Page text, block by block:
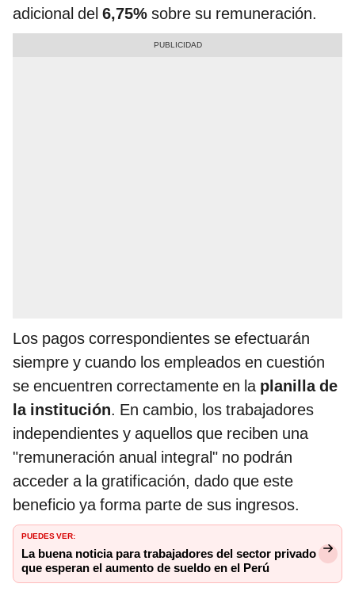
adicional del 6,75% sobre su remuneración.
Los pagos correspondientes se efectuarán
siempre y cuando los empleados en cuestión
se encuentren correctamente en la planilla de
la institución. En cambio, los trabajadores
independientes y aquellos que reciben una
"remuneración anual integral" no podrán
acceder a la gratificación, dado que este
beneficio ya forma parte de sus ingresos.
PUEDES VER:
La buena noticia para trabajadores del sector privado
que esperan el aumento de sueldo en el Perú